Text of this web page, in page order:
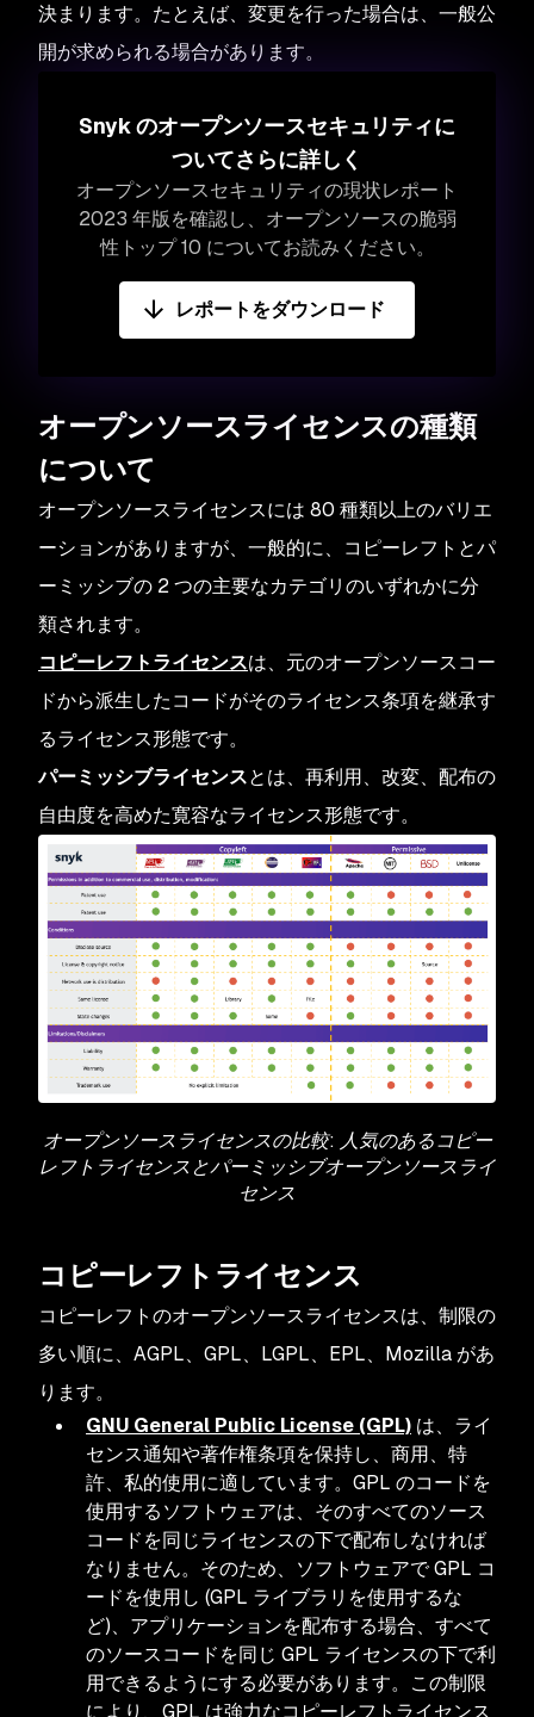
決まります。たとえば、変更を行った場合は、一般公
開が求められる場合があります。
Snyk のオープンソースセキュリティに
ついてさらに詳しく
オープンソースセキュリティの現状レポート
2023 年版を確認し、オープンソースの脆弱
性トップ 10 についてお読みください。
レポートをダウンロード
オープンソースライセンスの種類
について
オープンソースライセンスには 80 種類以上のバリエ
ーションがありますが、一般的に、コピーレフトとパ
ーミッシブの 2 つの主要なカテゴリのいずれかに分
類されます。
コピーレフトライセンスは、元のオープンソースコー
ドから派生したコードがそのライセンス条項を継承す
るライセンス形態です。
パーミッシブライセンスとは、再利用、改変、配布の
自由度を高めた寛容なライセンス形態です。
オープンソースライセンスの比較: 人気のあるコピー
レフトライセンスとパーミッシブオープンソースライ
センス
コピーレフトライセンス
コピーレフトのオープンソースライセンスは、制限の
多い順に、AGPL、GPL、LGPL、EPL、Mozilla があ
ります。
GNU General Public License (GPL) は、ライ
センス通知や著作権条項を保持し、商用、特
許、私的使用に適しています。GPL のコードを
使用するソフトウェアは、そのすべてのソース
コードを同じライセンスの下で配布しなければ
なりません。そのため、ソフトウェアで GPL コ
ードを使用し (GPL ライブラリを使用するな
ど)、アプリケーションを配布する場合、すべて
のソースコードを同じ GPL ライセンスの下で利
用できるようにする必要があります。この制限
により、GPL は強力なコピーレフトライセンス